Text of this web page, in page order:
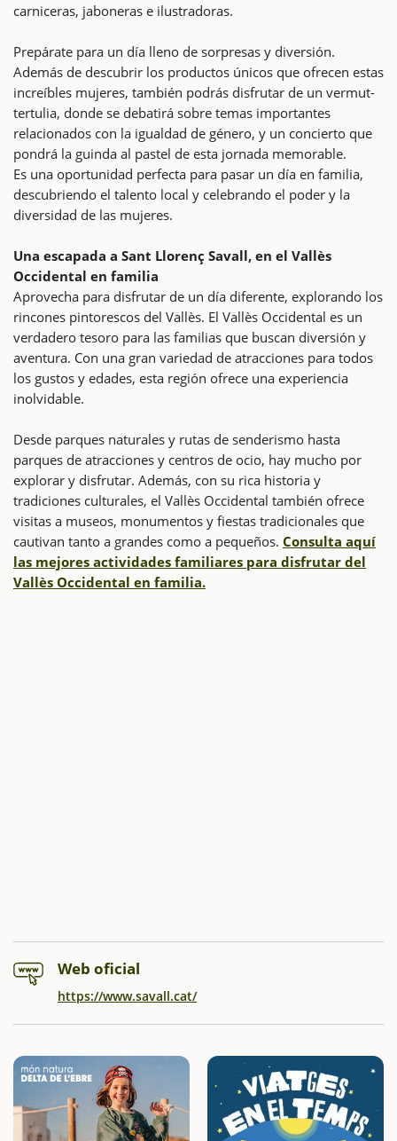
carniceras, jaboneras e ilustradoras.
Prepárate para un día lleno de sorpresas y diversión.
Además de descubrir los productos únicos que ofrecen estas
increíbles mujeres, también podrás disfrutar de un vermut-
tertulia, donde se debatirá sobre temas importantes
relacionados con la igualdad de género, y un concierto que
pondrá la guinda al pastel de esta jornada memorable.
Es una oportunidad perfecta para pasar un día en familia,
descubriendo el talento local y celebrando el poder y la
diversidad de las mujeres.
Una escapada a Sant Llorenç Savall, en el Vallès
Occidental en familia
Aprovecha para disfrutar de un día diferente, explorando los
rincones pintorescos del Vallès. El Vallès Occidental es un
verdadero tesoro para las familias que buscan diversión y
aventura. Con una gran variedad de atracciones para todos
los gustos y edades, esta región ofrece una experiencia
inolvidable.
Desde parques naturales y rutas de senderismo hasta
parques de atracciones y centros de ocio, hay mucho por
explorar y disfrutar. Además, con su rica historia y
tradiciones culturales, el Vallès Occidental también ofrece
visitas a museos, monumentos y fiestas tradicionales que
cautivan tanto a grandes como a pequeños. Consulta aquí
las mejores actividades familiares para disfrutar del
Vallès Occidental en familia.
Web oficial
https://www.savall.cat/